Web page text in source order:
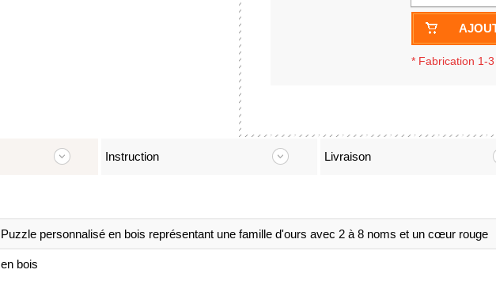
* Fabrication 1-
Instruction Livraison
Puzzle personnalisé en bois représentant une famille d'ours avec 2 à 8 noms et un cœur rouge
en bois